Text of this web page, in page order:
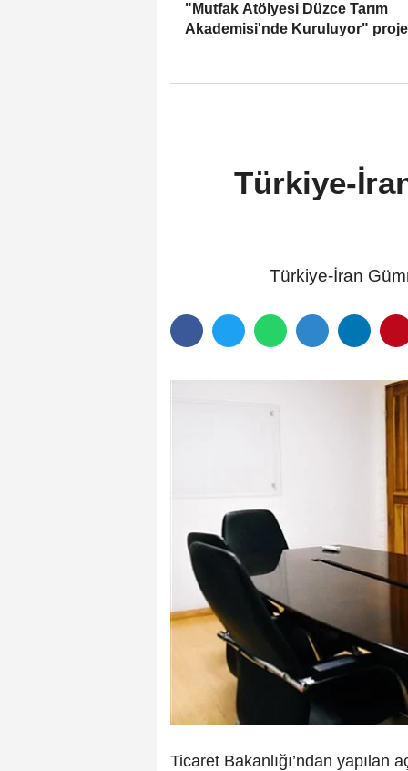
"Mutfak Atölyesi Düzce Tarım
Akademisi'nde Kuruluyor"
Türkiye-
Türkiye-İran
Ticaret Bakanlığı’ndan yapılan